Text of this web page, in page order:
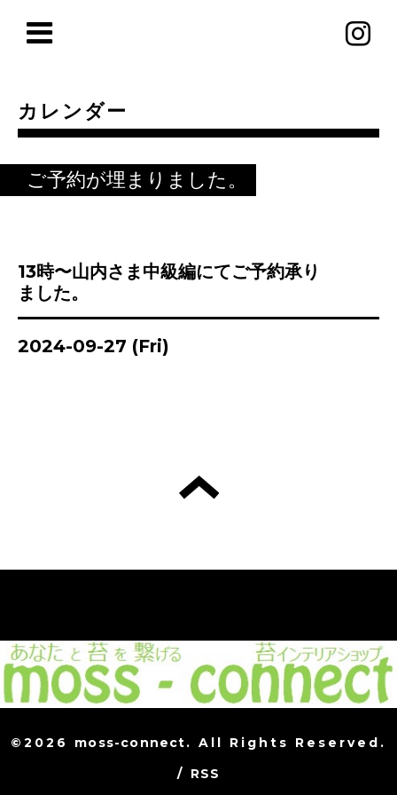
カレンダー
ご予約が埋まりました。
13時〜山内さま中級編にてご予約承り
ました。
2024-09-27 (Fri)
©2026 moss-connect. All Rights Reserved.
/ RSS